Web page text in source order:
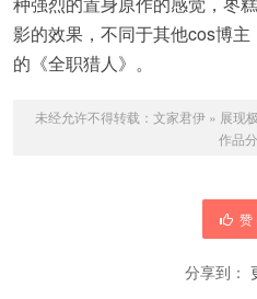
影的效果，不同于其他cos博
的《全职猎人》。
未经允许不得转载： 文家君伊» 展现
作品
赞
分享到：